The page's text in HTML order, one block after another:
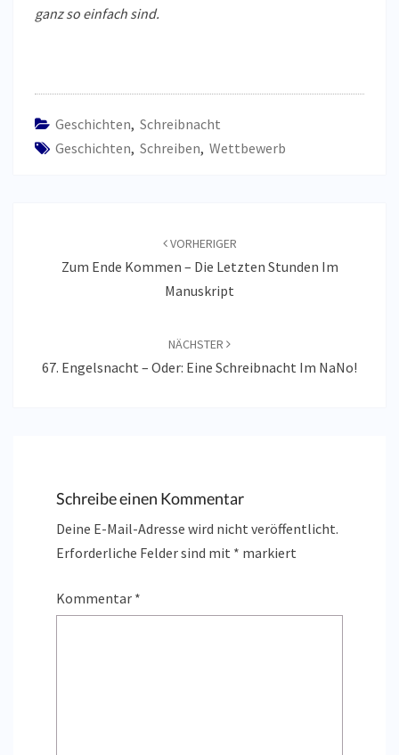
ganz so einfach sind.
Geschichten, Schreibnacht
Geschichten, Schreiben, Wettbewerb
VORHERIGER
Zum Ende Kommen – Die Letzten Stunden Im
Manuskript
NÄCHSTER
67. Engelsnacht – Oder: Eine Schreibnacht Im NaNo!
Schreibe einen Kommentar
Deine E-Mail-Adresse wird nicht veröffentlicht.
Erforderliche Felder sind mit * markiert
Kommentar *